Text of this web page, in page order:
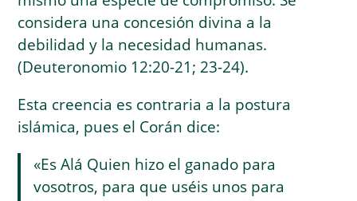
considera una concesión divina a la
debilidad y la necesidad humanas.
(Deuteronomio 12:20-21; 23-24).
Esta creencia es contraria a la postura
islámica, pues el Corán dice:
«Es Alá Quien hizo el ganado para
vosotros, para que uséis unos para